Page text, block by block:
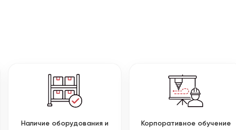
Наличие оборудования и
Корпоративное обучение